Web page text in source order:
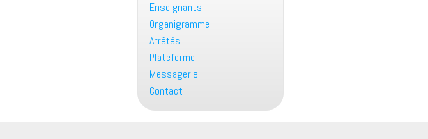
Enseignants
Organigramme
Arrêtés
Plateforme
Messagerie
Contact